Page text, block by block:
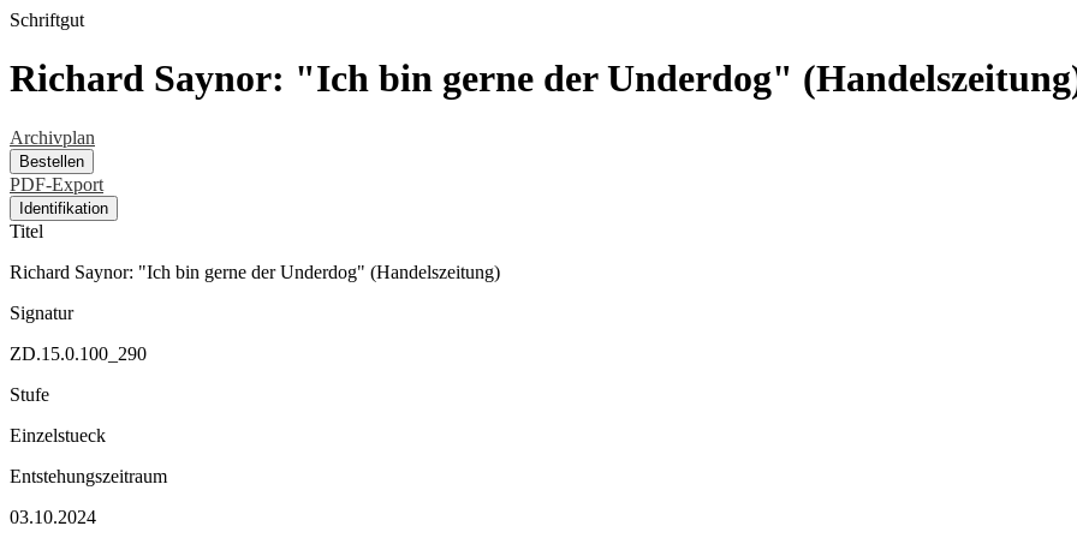
Schriftgut
Richard Saynor: "Ich bin gerne der Underdog"
Archivplan
Bestellen
PDF-Export
Identifikation
Titel
Richard Saynor: "Ich bin gerne der Underdog" (Handelszeitung)
Signatur
ZD.15.0.100_290
Stufe
Einzelstueck
Entstehungszeitraum
03.10.2024